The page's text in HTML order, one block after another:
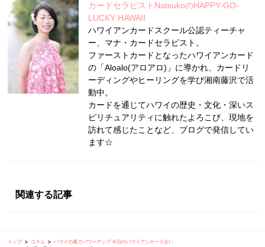
カードセラピストNatsukoのHAPPY-GO-
LUCKY HAWAII
ハワイアンカードスクール公認ティーチャ
ー、マナ・カードセラピスト。
ファーストカードとなったハワイアンカード
の「Aloalo(アロアロ)」に導かれ、カードリ
ーディングやヒーリングを学び湘南藤沢で活
動中。
カードを通じてハワイの歴史・文化・深いス
ピリチュアリティに触れたよろこび、現地を
訪れて感じたことなど、ブログで発信してい
ます☆
関連する記事
トップ コラム
ハワイの風でパワーアップ 今日のハワイアンカード占い